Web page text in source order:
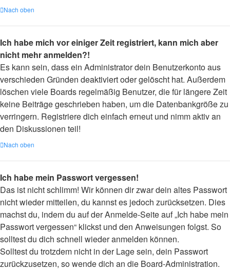
Nach oben
Ich habe mich vor einiger Zeit registriert, kann mich aber
nicht mehr anmelden?!
Es kann sein, dass ein Administrator dein Benutzerkonto aus
verschieden Gründen deaktiviert oder gelöscht hat. Außerdem
löschen viele Boards regelmäßig Benutzer, die für längere Zeit
keine Beiträge geschrieben haben, um die Datenbankgröße zu
verringern. Registriere dich einfach erneut und nimm aktiv an
den Diskussionen teil!
Nach oben
Ich habe mein Passwort vergessen!
Das ist nicht schlimm! Wir können dir zwar dein altes Passwort
nicht wieder mitteilen, du kannst es jedoch zurücksetzen. Dies
machst du, indem du auf der Anmelde-Seite auf „Ich habe mein
Passwort vergessen“ klickst und den Anweisungen folgst. So
solltest du dich schnell wieder anmelden können.
Solltest du trotzdem nicht in der Lage sein, dein Passwort
zurückzusetzen, so wende dich an die Board-Administration.